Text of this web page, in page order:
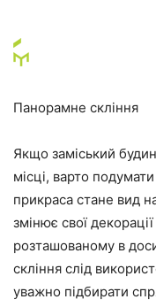
Панорамне скління
Якщо заміський
місці, варто
прикраса стане вид
змінює свої
розташованому в
скління слід
уважно підбирати